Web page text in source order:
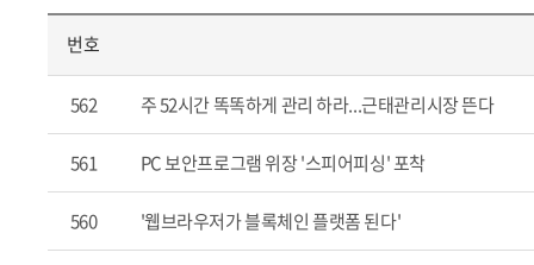
번호
562 주 52시간 똑똑하게 관리 하라...근태관리시장 뜬다
561 PC 보안프로그램 위장 '스피어피싱' 포착
560 '웹브라우저가 블록체인 플랫폼 된다'